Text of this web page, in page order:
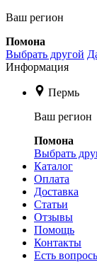
Ваш регион
Помона
Выбрать другой
Информация
Пермь
Ваш регион
Помона
Выбрать
Каталог
Оплата
Доставка
Статьи
Отзывы
Помощь
Контакты
Есть